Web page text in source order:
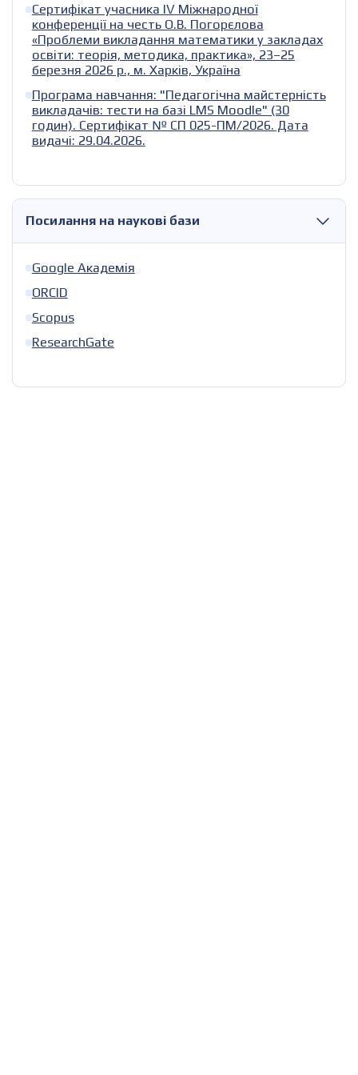
Сертифікат учасника IV Міжнародної
конференції на честь О.В. Погорєлова
«Проблеми викладання математики у закладах
освіти: теорія, методика, практика», 23–25
березня 2026 р., м. Харків, Україна
Програма навчання: "Педагогічна майстерність
викладачів: тести на базі LMS Moodle" (30
годин). Сертифікат № СП 025-ПМ/2026. Дата
видачі: 29.04.2026.
Посилання на наукові бази
Google Академія
ORCID
Scopus
ResearchGate